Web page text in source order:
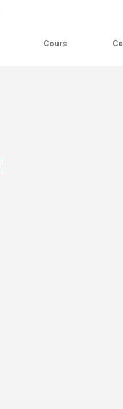
Cours